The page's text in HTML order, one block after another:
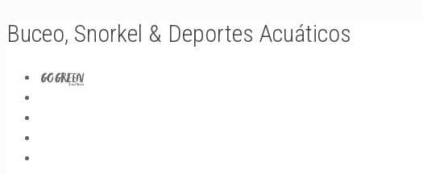
Buceo, Snorkel & Deportes Acuáticos